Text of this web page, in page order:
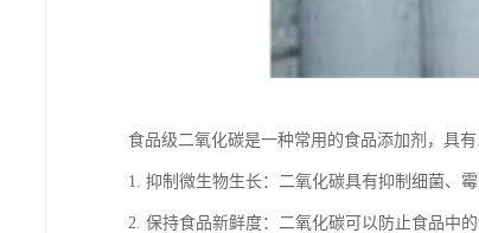
食品级二氧化碳是一种常用的食品添加剂，具有
1. 抑制微生物生长：二氧化碳具有抑制细菌、
2. 保持食品新鲜度：二氧化碳可以防止食品中